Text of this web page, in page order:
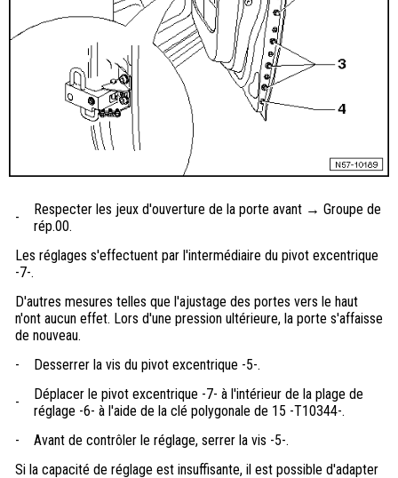
-
Respecter les jeux d'ouverture de la porte avant → Groupe de
rép.00.
Les réglages s'effectuent par l'intermédiaire du pivot excentrique
-7-.
D'autres mesures telles que l'ajustage des portes vers le haut
n'ont aucun effet. Lors d'une pression ultérieure, la porte s'affaisse
de nouveau.
-
Desserrer la vis du pivot excentrique -5-.
-
Déplacer le pivot excentrique -7- à l'intérieur de la plage de
réglage -6- à l'aide de la clé polygonale de 15 -T10344-.
-
Avant de contrôler le réglage, serrer la vis -5-.
Si la capacité de réglage est insuffisante, il est possible d'adapter